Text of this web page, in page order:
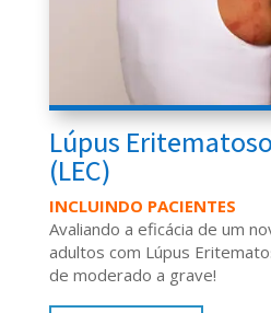
Lúpus
(LEC)
INCLUINDO PACIENTES
Avaliando a eficácia de um
adultos com Lúpus
de moderado a grave!